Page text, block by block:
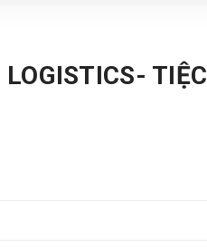
TIỆC